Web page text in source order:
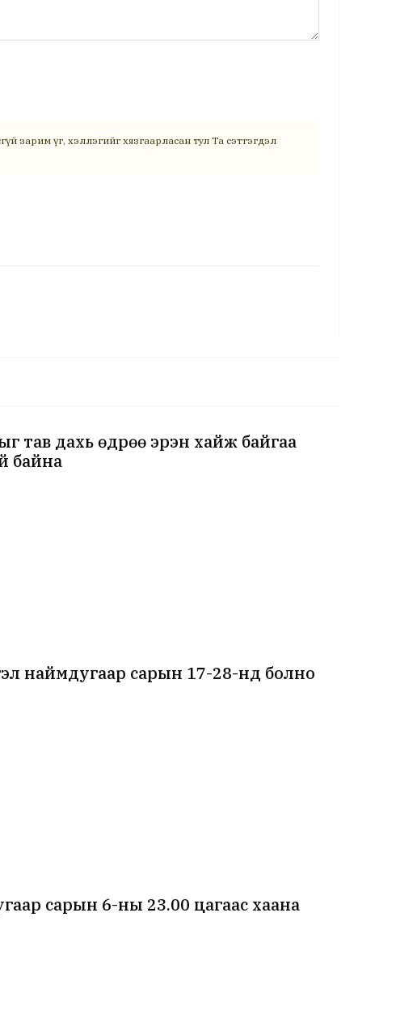
зарим үг, хэллэгийг хязгаарласан тул Та сэтгэгдэл
тав дахь өдрөө эрэн хайж байгаа
байна
наймдугаар сарын 17-28-нд болно
сарын 6-ны 23.00 цагаас хаана